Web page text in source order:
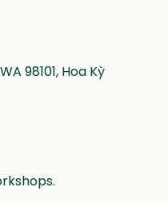
98101, Hoa Kỳ